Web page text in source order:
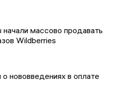
массово продавать
Wildberries
нововведениях в оплате